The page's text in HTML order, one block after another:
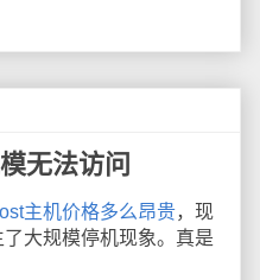
无法访问
主机价格多么昂贵，现
大规模停机现象。真是